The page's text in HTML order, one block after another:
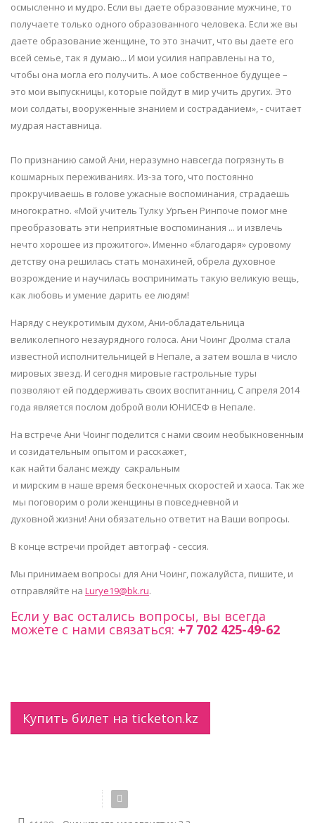
осмысленно и мудро. Если вы даете образование мужчине, то
получаете только одного образованного человека. Если же вы
даете образование женщине, то это значит, что вы даете его
всей семье, так я думаю... И мои усилия направлены на то,
чтобы она могла его получить. А мое собственное будущее –
это мои выпускницы, которые пойдут в мир учить других. Это
мои солдаты, вооруженные знанием и состраданием», - считает
мудрая наставница.
По признанию самой Ани, неразумно навсегда погрязнуть в
кошмарных переживаниях. Из-за того, что постоянно
прокручиваешь в голове ужасные воспоминания, страдаешь
многократно. «Мой учитель Тулку Ургьен Ринпоче помог мне
преобразовать эти неприятные воспоминания ... и извлечь
нечто хорошее из прожитого». Именно «благодаря» суровому
детству она решилась стать монахиней, обрела духовное
возрождение и научилась воспринимать такую великую вещь,
как любовь и умение дарить ее людям!
Наряду с неукротимым духом, Ани-обладательница
великолепного незаурядного голоса. Ани Чоинг Дролма стала
известной исполнительницей в Непале, а затем вошла в число
мировых звезд. И сегодня мировые гастрольные туры
позволяют ей поддерживать своих воспитанниц. С апреля 2014
года является послом доброй воли ЮНИСЕФ в Непале.
На встрече Ани Чоинг поделится с нами своим необыкновенным
и созидательным опытом и расскажет,
как найти баланс между сакральным
и мирским в наше время бесконечных скоростей и хаоса. Так же
мы поговорим о роли женщины в повседневной и
духовной жизни! Ани обязательно ответит на Ваши вопросы.
В конце встречи пройдет автограф - сессия.
Мы принимаем вопросы для Ани Чоинг, пожалуйста, пишите, и
отправляйте на Lurye19@bk.ru.
Если у вас остались вопросы, вы всегда
можете с нами связаться: +7 702 425-49-62
Купить билет на ticketon.kz